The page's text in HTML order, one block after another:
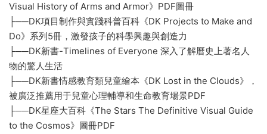
Visual History of Arms and Armor》PDF圖冊
├──DK項目制作與實踐科普百科《DK Projects to Make and
Do》系列5冊，激發孩子的科學興趣與創造力
├──DK新書-Timelines of Everyone 深入了解曆史上著名人
物的驚人生活
├──DK新書情感教育類兒童繪本《DK Lost in the Clouds》，
被廣泛推薦用于兒童心理輔導和生命教育場景PDF
├──DK星座大百科《The Stars The Definitive Visual Guide
to the Cosmos》圖冊PDF